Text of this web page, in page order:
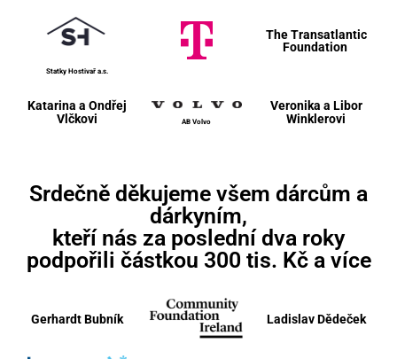
Statky Hostivař a.s.
The Transatlantic
Foundation
Katarinaa Ondřej
Vlčkovi
AB Volvo
Veronika a Libor
Winklerovi
Srdečně děkujeme všem dárcům a
dárkyním,
kteří nás za poslední dva roky
podpořili částkou 300 tis. Kč a více
Gerhardt Bubník Ladislav Dědeček